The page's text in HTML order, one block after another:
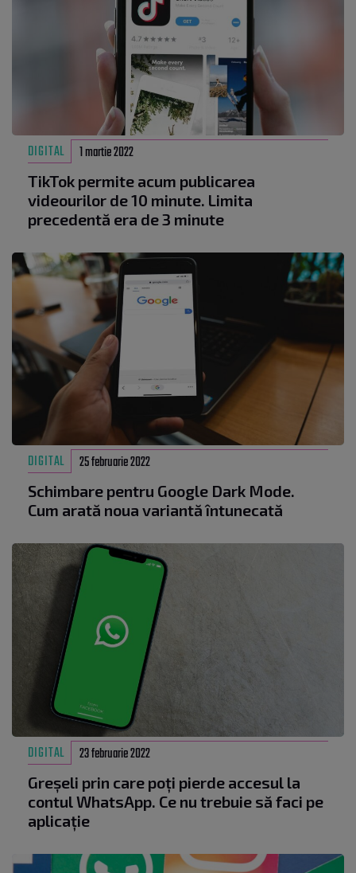
DIGITAL 1 martie 2022
TikTok permite acum publicarea
videourilor de 10 minute. Limita
precedentă era de 3 minute
DIGITAL 25 februarie 2022
Schimbare pentru Google Dark Mode.
Cum arată noua variantă întunecată
DIGITAL 23 februarie 2022
Greșeli prin care poți pierde accesul la
contul WhatsApp. Ce nu trebuie să faci pe
aplicație